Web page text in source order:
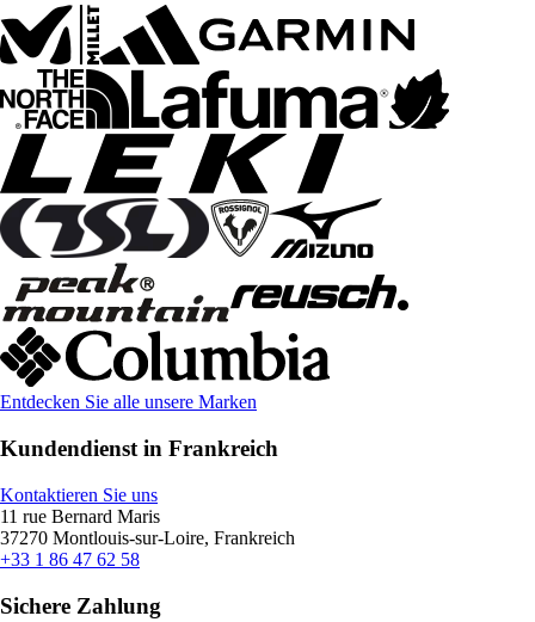
Entdecken Sie alle unsere Marken
Kundendienst in Frankreich
Kontaktieren Sie uns
11 rue Bernard Maris
37270 Montlouis-sur-Loire, Frankreich
+33 1 86 47 62 58
Sichere Zahlung